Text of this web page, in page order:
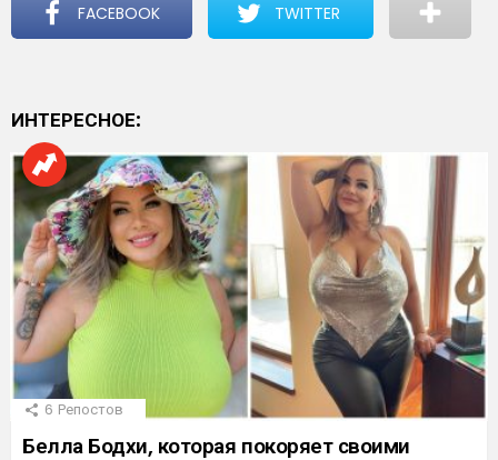
FACEBOOK TWITTER
ИНТЕРЕСНОЕ:
6 Репостов
Белла Бодхи, которая покоряет своими